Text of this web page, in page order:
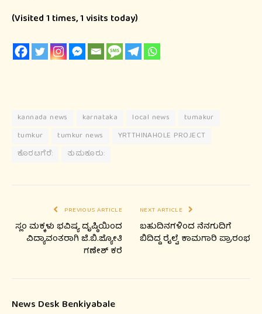
(Visited 1 times, 1 visits today)
kannada news karnataka local news
tumakur
tumkur
tumkur news
YRTTHINAHOLE PROJECT
ಕೊರಟಗೆರೆ:
ತುಮಕೂರು:
PREVIOUS ARTICLE
ಸ್ಲಂ ಮಕ್ಕಳು ಭವಿಷ್ಯ ದೃಷ್ಠಿಯಿಂದ
ವಿದ್ಯಾವಂತರಾಗಿ ಜಿ.ಬಿ.ಜ್ಯೋತಿ
ಗಣೇಶ್ ಕರೆ
NEXT ARTICLE
ಬಹುದಿನಗಳಿಂದ ನೆನಗುದಿಗೆ
ಬಿದಿದ್ದ ರೈಲ್ವೆ ಕಾಮಗಾರಿ ಪ್ರಾರಂಭ
News Desk Benkiyabale